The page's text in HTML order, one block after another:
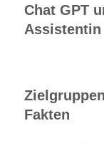
Chat GPT
Assistentin
Fakten